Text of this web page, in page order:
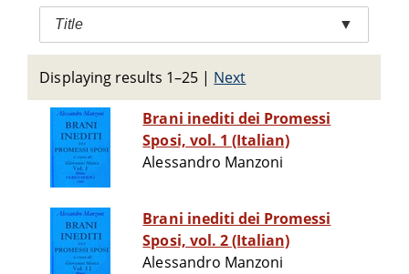
Title ▼
Displaying results 1–25 | Next
Brani inediti dei Promessi
Sposi, vol. 1 (Italian)
Alessandro Manzoni
Brani inediti dei Promessi
Sposi, vol. 2 (Italian)
Alessandro Manzoni